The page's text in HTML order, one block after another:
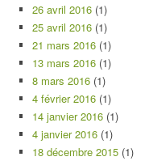
26 avril 2016 (1)
25 avril 2016 (1)
21 mars 2016 (1)
13 mars 2016 (1)
8 mars 2016 (1)
4 février 2016 (1)
14 janvier 2016 (1)
4 janvier 2016 (1)
18 décembre 2015 (1)